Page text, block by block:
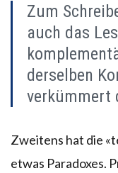
Zum
auch das
derselben
verkümmert
Zweitens hat die
etwas Paradoxes.